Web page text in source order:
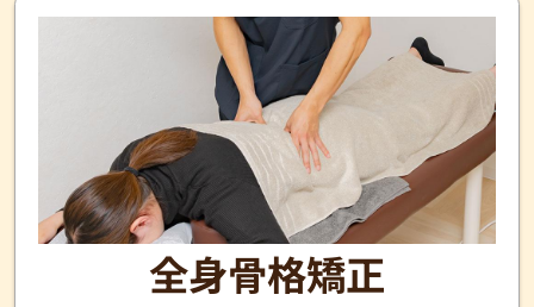
全身骨格矯正